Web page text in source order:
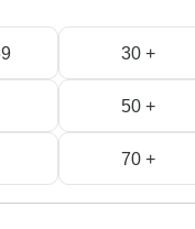
30 +
50 +
70 +